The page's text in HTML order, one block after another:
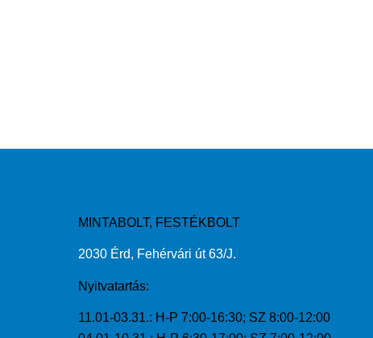
MINTABOLT, FESTÉKBOLT
2030 Érd, Fehérvári út 63/J.
Nyitvatartás:
11.01-03.31.: H-P 7:00-16:30; SZ 8:00-12:00